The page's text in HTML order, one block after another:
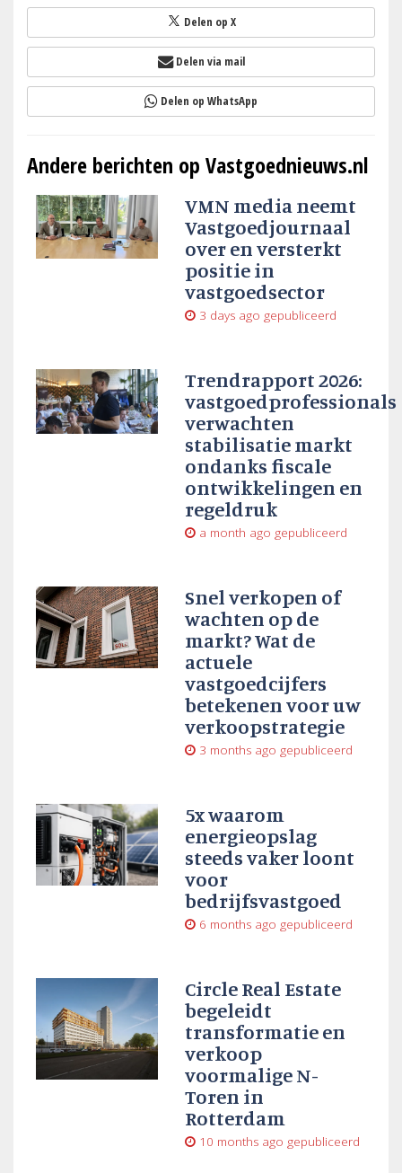
Delen op X
Delen via mail
Delen op WhatsApp
Andere berichten op Vastgoednieuws.nl
VMN media neemt
Vastgoedjournaal
over en versterkt
positie in
vastgoedsector
3 days ago gepubliceerd
Trendrapport 2026:
vastgoedprofessionals
verwachten
stabilisatie markt
ondanks fiscale
ontwikkelingen en
regeldruk
a month ago gepubliceerd
Snel verkopen of
wachten op de
markt? Wat de
actuele
vastgoedcijfers
betekenen voor uw
verkoopstrategie
3 months ago gepubliceerd
5x waarom
energieopslag
steeds vaker loont
voor
bedrijfsvastgoed
6 months ago gepubliceerd
Circle Real Estate
begeleidt
transformatie en
verkoop
voormalige N-
Toren in
Rotterdam
10 months ago gepubliceerd